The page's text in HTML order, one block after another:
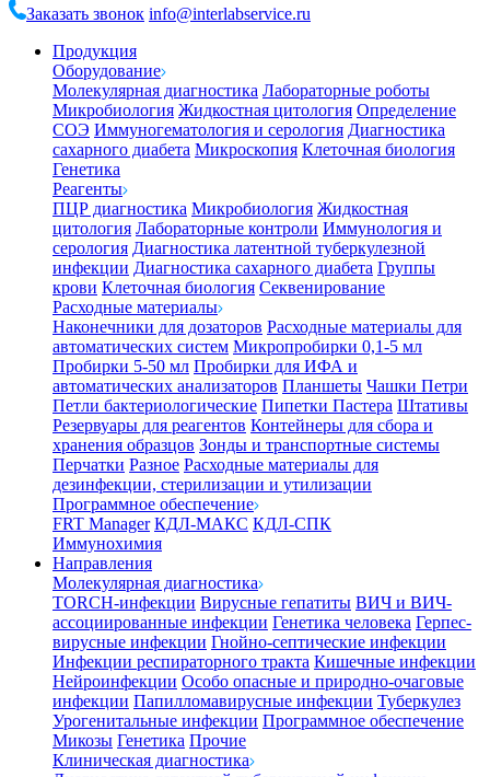
Заказать звонок info@interlabservice.ru
Продукция
Оборудование
Молекулярная диагностика Лабораторные роботы
Микробиология Жидкостная цитология Определение
СОЭ Иммуногематология и серология Диагностика
сахарного диабета Микроскопия Клеточная биология
Генетика
Реагенты
ПЦР диагностика Микробиология Жидкостная
цитология Лабораторные контроли Иммунология и
серология Диагностика латентной туберкулезной
инфекции Диагностика сахарного диабета Группы
крови Клеточная биология Секвенирование
Расходные материалы
Наконечники для дозаторов Расходные материалы для
автоматических систем Микропробирки 0,1-5 мл
Пробирки 5-50 мл Пробирки для ИФА и
автоматических анализаторов Планшеты Чашки Петри
Петли бактериологические Пипетки Пастера Штативы
Резервуары для реагентов Контейнеры для сбора и
хранения образцов Зонды и транспортные системы
Перчатки Разное Расходные материалы для
дезинфекции, стерилизации и утилизации
Программное обеспечение
FRT Manager КДЛ-МАКС КДЛ-СПК
Иммунохимия
Направления
Молекулярная диагностика
TORCH-инфекции Вирусные гепатиты ВИЧ и ВИЧ-
ассоциированные инфекции Генетика человека Герпес-
вирусные инфекции Гнойно-септические инфекции
Инфекции респираторного тракта Кишечные инфекции
Нейроинфекции Особо опасные и природно-очаговые
инфекции Папилломавирусные инфекции Туберкулез
Урогенитальные инфекции Программное обеспечение
Микозы Генетика Прочие
Клиническая диагностика